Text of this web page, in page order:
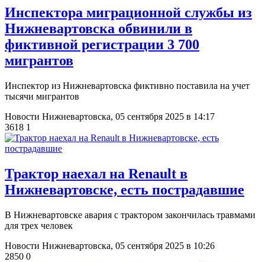
​Инспектора миграционной службы из
Нижневартовска обвинили в
фиктивной регистрации 3 700
мигрантов
Инспектор из Нижневартовска фиктивно поставила на учет
тысячи мигрантов
Новости Нижневартовска, 05 сентября 2025 в 14:17
3618 1
​Трактор наехал на Renault в
Нижневартовске, есть пострадавшие
В Нижневартовске авария с трактором закончилась травмами
для трех человек
Новости Нижневартовска, 05 сентября 2025 в 10:26
2850 0